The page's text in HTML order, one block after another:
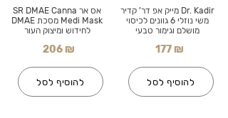
אס אר SR DMAE Canna
Medi Mask מסכת DMAE
לחידוש ומיצוק העור
206 ₪
להוסיף לסל
Dr. Kadir מייק אפ דר' קדיר
משי נוזלי 6 גוונים לכיסוי
מושלם וגימור טבעי
177 ₪
להוסיף לסל